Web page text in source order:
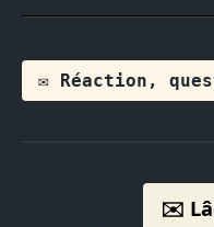
✉️ Réaction,
✉️